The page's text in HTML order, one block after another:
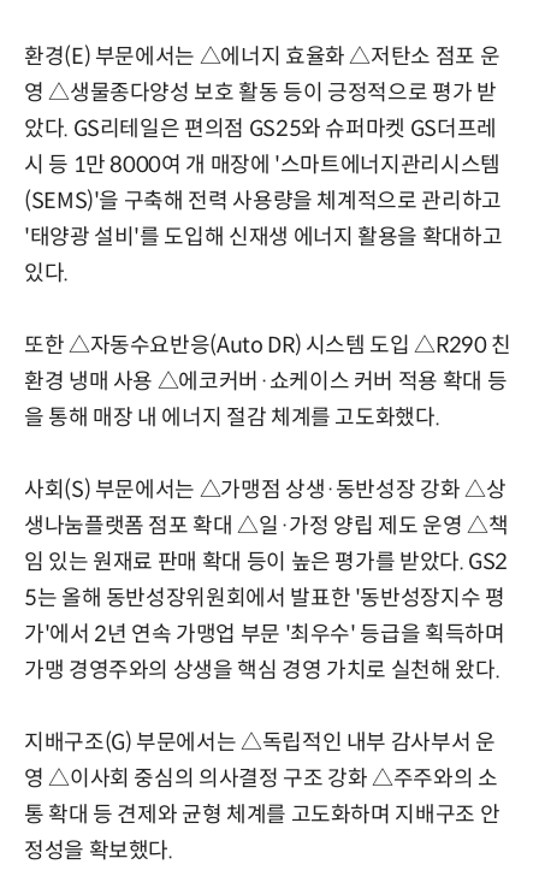
환경(E) 부문에서는 △에너지 효율화 △저탄소 점포 운
영 △생물종다양성 보호 활동 등이 긍정적으로 평가 받
았다. GS리테일은 편의점 GS25와 슈퍼마켓 GS더프레
시 등 1만 8000여 개 매장에 '스마트에너지관리시스템
(SEMS)'을 구축해 전력 사용량을 체계적으로 관리하고
'태양광 설비'를 도입해 신재생 에너지 활용을 확대하고
있다.
또한 △자동수요반응(Auto DR) 시스템 도입 △R290 친
환경 냉매 사용 △에코커버·쇼케이스 커버 적용 확대 등
을 통해 매장 내 에너지 절감 체계를 고도화했다.
사회(S) 부문에서는 △가맹점 상생·동반성장 강화 △상
생나눔플랫폼 점포 확대 △일·가정 양립 제도 운영 △책
임 있는 원재료 판매 확대 등이 높은 평가를 받았다. GS2
5는 올해 동반성장위원회에서 발표한 '동반성장지수 평
가'에서 2년 연속 가맹업 부문 '최우수' 등급을 획득하며
가맹 경영주와의 상생을 핵심 경영 가치로 실천해 왔다.
지배구조(G) 부문에서는 △독립적인 내부 감사부서 운
영 △이사회 중심의 의사결정 구조 강화 △주주와의 소
통 확대 등 견제와 균형 체계를 고도화하며 지배구조 안
정성을 확보했다.